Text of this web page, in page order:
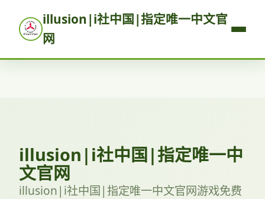
illusion|i社中国|指定唯一中文官
网
illusion|i社中国|指定唯一中
文官网
illusion|i社中国|指定唯一中文官网游戏免费